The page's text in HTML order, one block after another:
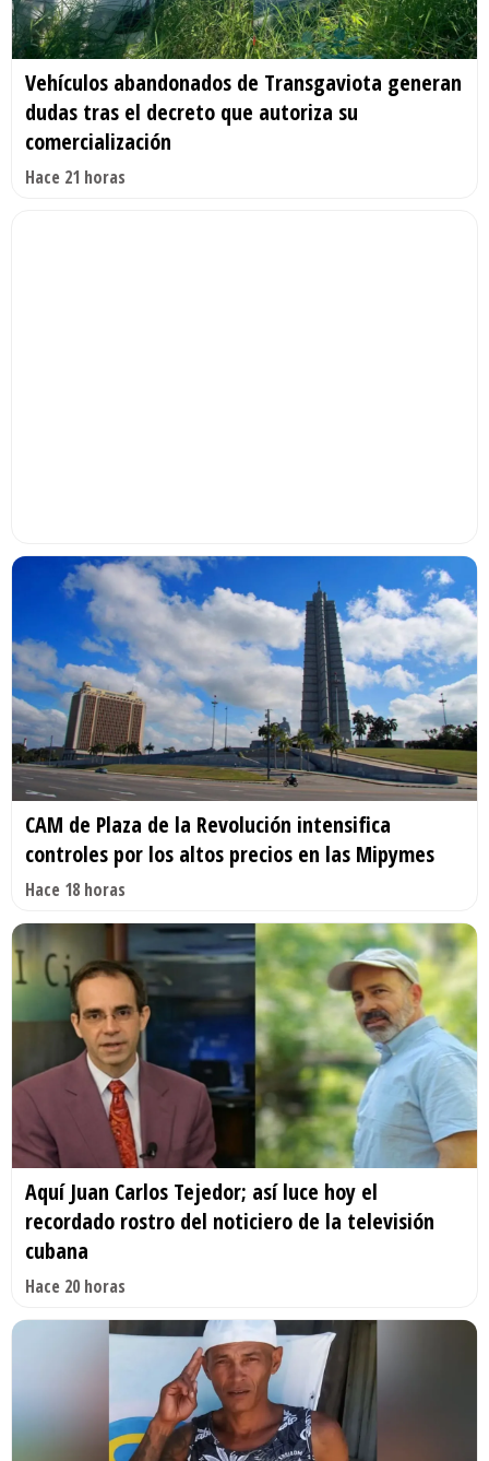
Vehículos abandonados de Transgaviota generan
dudas tras el decreto que autoriza su
comercialización
Hace 21 horas
CAM de Plaza de la Revolución intensifica
controles por los altos precios en las Mipymes
Hace 18 horas
Aquí Juan Carlos Tejedor; así luce hoy el
recordado rostro del noticiero de la televisión
cubana
Hace 20 horas